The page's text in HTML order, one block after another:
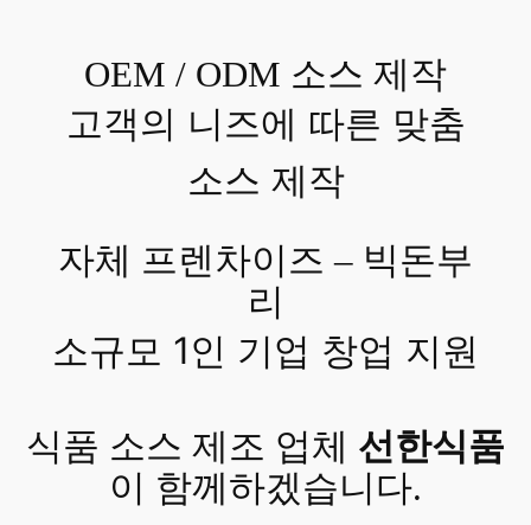
OEM / ODM 소스 제작
고객의 니즈에 따른 맞춤
소스 제작
자체 프렌차이즈 – 빅돈부
리
소규모 1인 기업 창업 지원
식품 소스 제조 업체 선한식품
이 함께하겠습니다.